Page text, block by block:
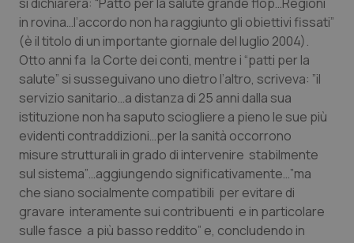
Lazio
Liguria
Lombardia
Marche
Molise
Piemonte
Diabete & glucometri
Disturbi dell’umore
Dolore
Donna & Salute
Epatiti
HIV
in rovina…l’accordo non ha raggiunto gli obiettivi fissati”
(è il titolo di un importante giornale del luglio 2004).
Otto anni fa la Corte dei conti, mentre i “patti per la
salute” si susseguivano uno dietro l’altro, scriveva: ”il
servizio sanitario…a distanza di 25 anni dalla sua
istituzione non ha saputo sciogliere a pieno le sue più
evidenti contraddizioni…per la sanità occorrono
misure strutturali in grado di intervenire stabilmente
sul sistema”…aggiungendo significativamente…”ma
che siano socialmente compatibili per evitare di
gravare interamente sui contribuenti e in particolare
sulle fasce a più basso reddito” e, concludendo in